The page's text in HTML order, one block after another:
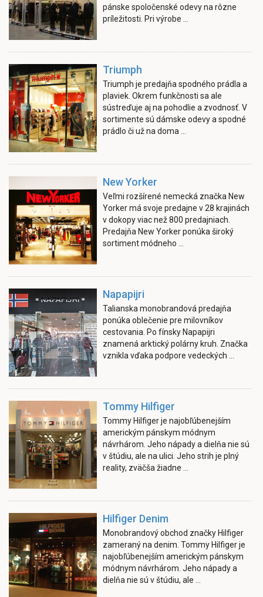
pánske spoločenské odevy na rôzne
príležitosti. Pri výrobe ...
Triumph
Triumph je predajňa spodného prádla a
plaviek. Okrem funkčnosti sa ale
sústreďuje aj na pohodlie a zvodnosť. V
sortimente sú dámske odevy a spodné
prádlo či už na doma ...
New Yorker
Veľmi rozšírené nemecká značka New
Yorker má svoje predajne v 28 krajinách
v dokopy viac než 800 predajniach.
Predajňa New Yorker ponúka široký
sortiment módneho ...
Napapijri
Talianska monobrandová predajňa
ponúka oblečenie pre milovníkov
cestovania. Po fínsky Napapijri
znamená arktický polárny kruh. Značka
vznikla vďaka podpore vedeckých ...
Tommy Hilfiger
Tommy Hilfiger je najobľúbenejším
americkým pánskym módnym
návrhárom. Jeho nápady a dielňa nie sú
v štúdiu, ale na ulici. Jeho strih je plný
reality, zväčša žiadne ...
Hilfiger Denim
Monobrandový obchod značky Hilfiger
zameraný na denim. Tommy Hilfiger je
najobľúbenejším americkým pánskym
módnym návrhárom. Jeho nápady a
dielňa nie sú v štúdiu, ale ...